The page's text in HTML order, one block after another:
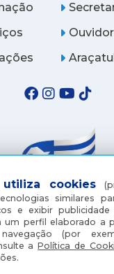
cookies
similares
e exibir publicidade
um perfil elaborado a
(por
aPolítica de
(18) 3607-6500